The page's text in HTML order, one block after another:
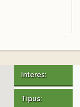
Interès:
Tipus: